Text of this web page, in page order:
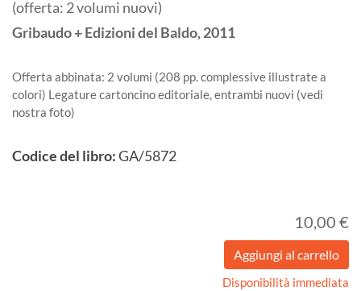
(offerta: 2 volumi nuovi)
Gribaudo + Edizioni del Baldo,2011
Offerta abbinata: 2 volumi (208 pp. complessive illustrate a
colori) Legature cartoncino editoriale, entrambi nuovi (vedi
nostra foto)
Codice del libro:GA/5872
10,00 €
Disponibilità immediata